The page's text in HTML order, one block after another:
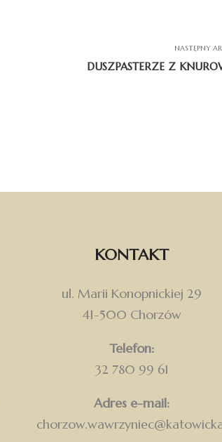
NASTĘPNY
DUSZPASTERZE Z
KONTAKT
ul. Marii Konopnickiej 29
41-500 Chorzów
Telefon:
32 780 99 61
Adres e-mail: